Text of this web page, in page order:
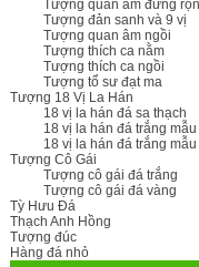
Tượng quan âm đứng
Tượng đản sanh và 9 vị
Tượng quan âm ngồi
Tượng thích ca nằm
Tượng thích ca ngồi
Tượng tổ sư đạt ma
Tượng 18 Vị La Hán
18 vị la hán đá sa thạch
18 vị la hán đá trắng mẫu
18 vị la hán đá trắng mẫu
Tượng Cô Gái
Tượng cô gái đá trắng
Tượng cô gái đá vàng
Tỳ Hưu Đá
Thạch Anh Hồng
Tượng đúc
Hàng đá nhỏ